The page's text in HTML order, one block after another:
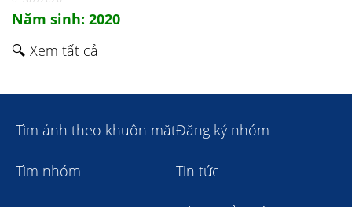
Năm sinh: 2020
🔍 Xem tất cả
Tìm ảnh theo khuôn mặtĐăng ký nhóm
Tìm nhóm Tin tức